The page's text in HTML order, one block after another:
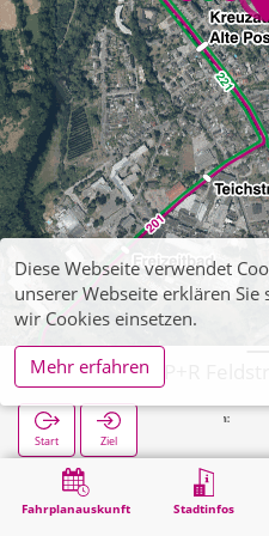
Fahrplanauskunft Stadtinfos
Kreuzau, Bf P+R
Start Ziel
Mobilität Kreuzau, Bf P+R
Diese Webseite verwendet
unserer Webseite erklären
wir Cookies einsetzen.
Mehr erfahren